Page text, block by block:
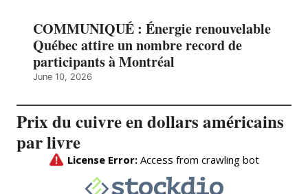
COMMUNIQUÉ : Énergie renouvelable
Québec attire un nombre record de
participants à Montréal
June 10, 2026
Prix du cuivre en dollars américains
par livre